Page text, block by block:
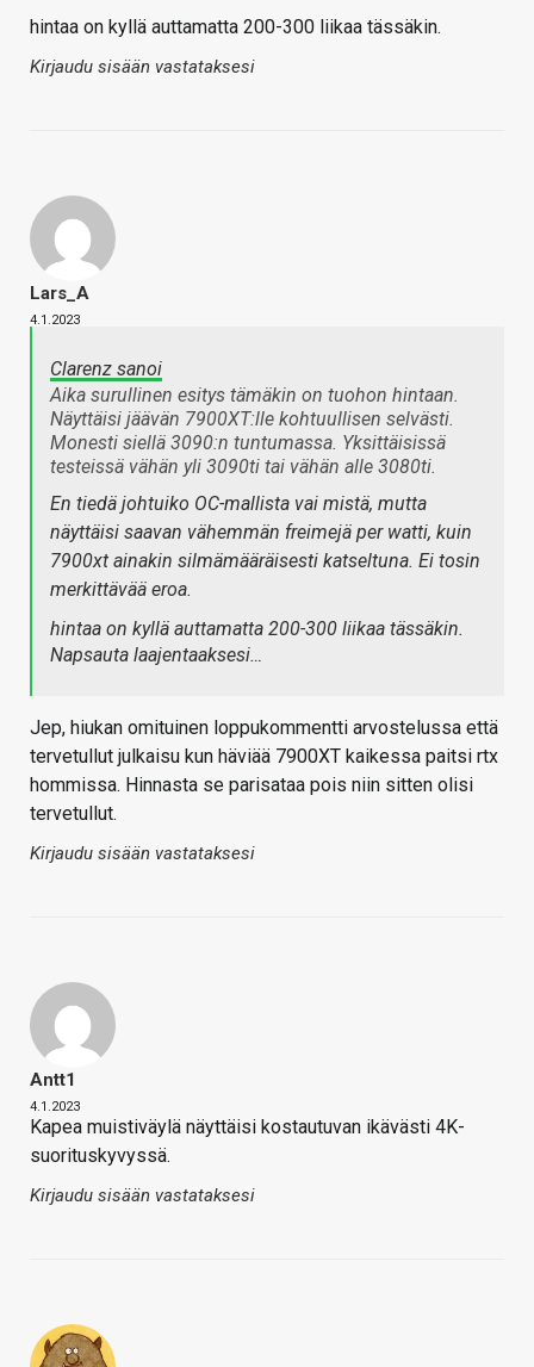
hintaa on kyllä auttamatta 200-300 liikaa tässäkin.
Kirjaudu sisään vastataksesi
Lars_A
4.1.2023
Clarenz sanoi
Aika surullinen esitys tämäkin on tuohon hintaan.
Näyttäisi jäävän 7900XT:lle kohtuullisen selvästi.
Monesti siellä 3090:n tuntumassa. Yksittäisissä
testeissä vähän yli 3090ti tai vähän alle 3080ti.
En tiedä johtuiko OC-mallista vai mistä, mutta
näyttäisi saavan vähemmän freimejä per watti, kuin
7900xt ainakin silmämääräisesti katseltuna. Ei tosin
merkittävää eroa.
hintaa on kyllä auttamatta 200-300 liikaa tässäkin.
Napsauta laajentaaksesi…
Jep, hiukan omituinen loppukommentti arvostelussa että
tervetullut julkaisu kun häviää 7900XT kaikessa paitsi rtx
hommissa. Hinnasta se parisataa pois niin sitten olisi
tervetullut.
Kirjaudu sisään vastataksesi
Antt1
4.1.2023
Kapea muistiväylä näyttäisi kostautuvan ikävästi 4K-
suorituskyvyssä.
Kirjaudu sisään vastataksesi